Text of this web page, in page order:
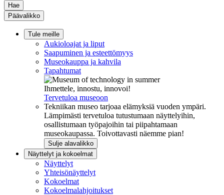
Hae
Päävalikko
Tule meille
Aukioloajat ja liput
Saapuminen ja esteettömyys
Museokauppa ja kahvila
Tapahtumat
Ihmettele, innostu, innovoi!
Tervetuloa museoon
Tekniikan museo tarjoaa elämyksiä vuoden ympäri.
Lämpimästi tervetuloa tutustumaan näyttelyihin,
osallistumaan työpajoihin tai piipahtamaan
museokaupassa. Toivottavasti näemme pian!
Sulje alavalikko
Näyttelyt ja kokoelmat
Näyttelyt
Yhteisönäyttelyt
Kokoelmat
Kokoelmalahjoitukset